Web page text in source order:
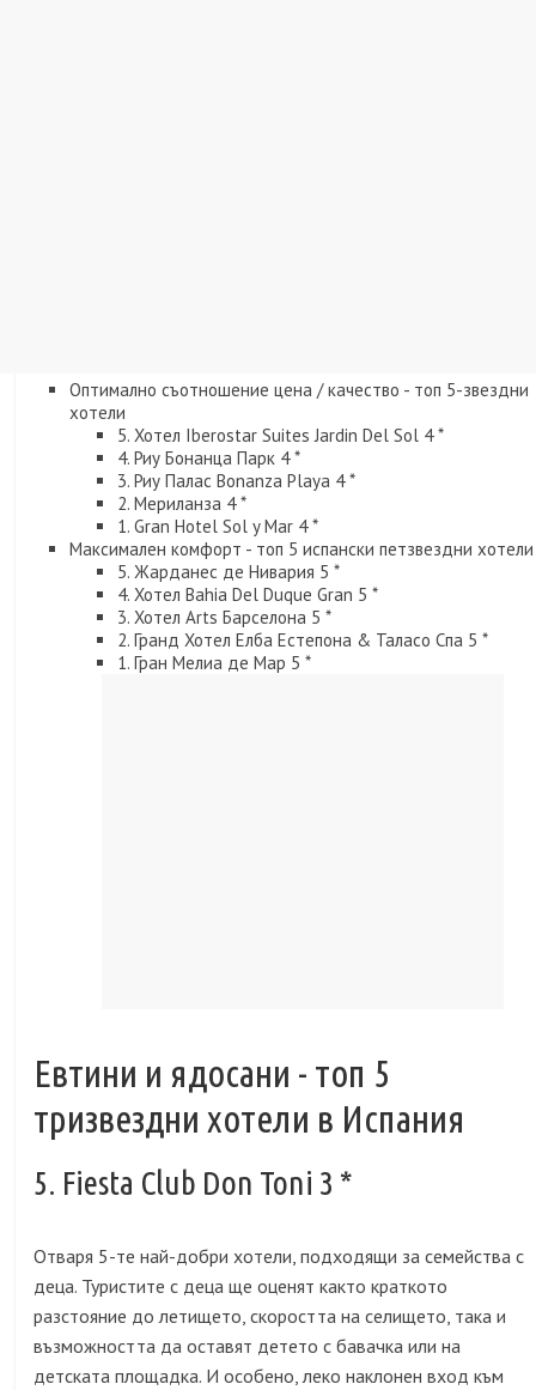
Оптимално съотношение цена / качество - топ 5-звездни
хотели
5. Хотел Iberostar Suites Jardin Del Sol 4 *
4. Риу Бонанца Парк 4 *
3. Риу Палас Bonanza Playa 4 *
2. Мериланза 4 *
1. Gran Hotel Sol y Mar 4 *
Максимален комфорт - топ 5 испански петзвездни хотели
5. Жарданес де Нивария 5 *
4. Хотел Bahia Del Duque Gran 5 *
3. Хотел Arts Барселона 5 *
2. Гранд Хотел Елба Естепона & Таласо Спа 5 *
1. Гран Мелиа де Мар 5 *
Евтини и ядосани - топ 5
тризвездни хотели в Испания
5. Fiesta Club Don Toni 3 *
Отваря 5-те най-добри хотели, подходящи за семейства с
деца. Туристите с деца ще оценят както краткото
разстояние до летището, скоростта на селището, така и
възможността да оставят детето с бавачка или на
детската площадка. И особено, леко наклонен вход към